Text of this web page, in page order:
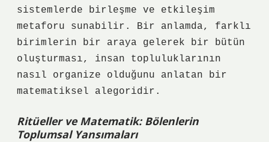
sistemlerde birleşme ve etkileşim
metaforu sunabilir. Bir anlamda, farklı
birimlerin bir araya gelerek bir bütün
oluşturması, insan topluluklarının
nasıl organize olduğunu anlatan bir
matematiksel alegoridir.
Ritüeller ve Matematik: Bölenlerin
Toplumsal Yansımaları